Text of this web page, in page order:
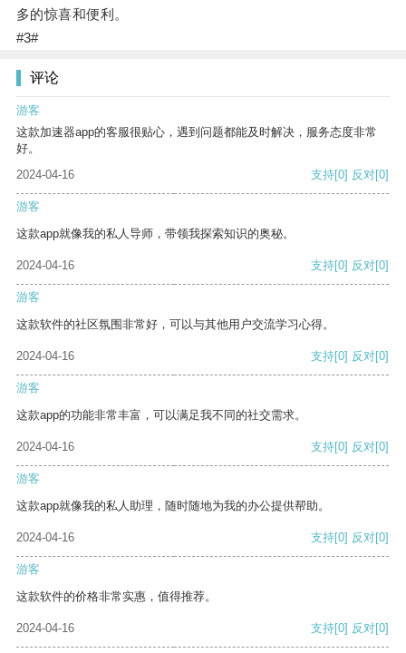
多的惊喜和便利。
#3#
评论
游客
这款加速器app的客服很贴心，遇到问题都能及时解决，服务态度非常
好。
2024-04-16
支持[0] 反对[0]
游客
这款app就像我的私人导师，带领我探索知识的奥秘。
2024-04-16 支持[0] 反对[0]
游客
这款软件的社区氛围非常好，可以与其他用户交流学习心得。
2024-04-16 支持[0] 反对[0]
游客
这款app的功能非常丰富，可以满足我不同的社交需求。
2024-04-16 支持[0] 反对[0]
游客
这款app就像我的私人助理，随时随地为我的办公提供帮助。
2024-04-16 支持[0] 反对[0]
游客
这款软件的价格非常实惠，值得推荐。
2024-04-16 支持[0] 反对[0]